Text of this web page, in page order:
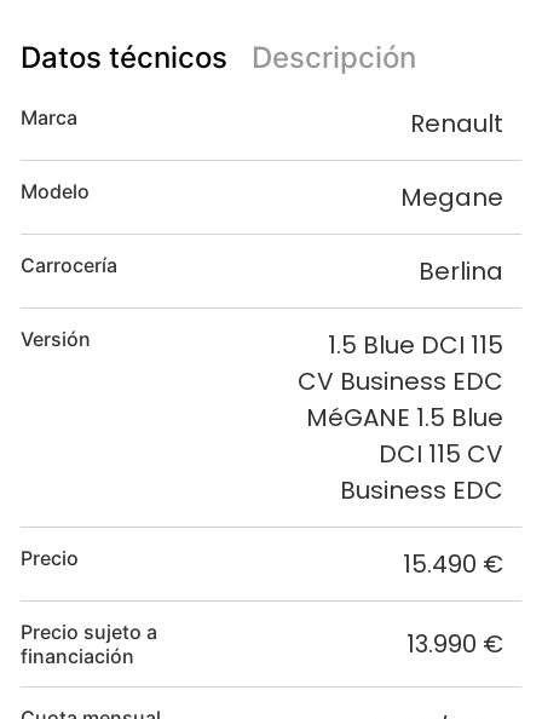
Datos técnicos Descripción
Marca Renault
Modelo Megane
Carrocería Berlina
Versión
1.5 Blue DCI 115
CV Business EDC
MéGANE 1.5 Blue
DCI 115 CV
Business EDC
Precio 15.490 €
Precio sujeto a
financiación
13.990 €